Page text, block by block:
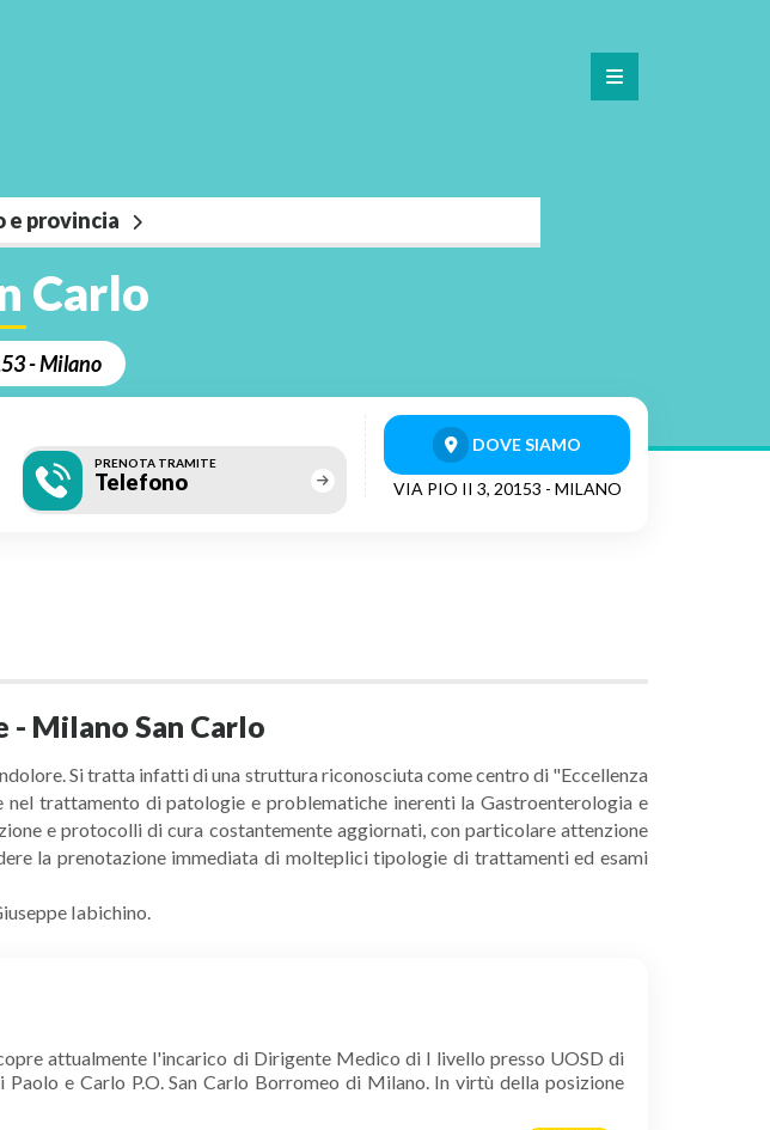
e provincia
Carlo
- Milano
PRENOTA TRAMITE
Telefono
DOVE SIAMO
VIA PIO II 3, 20153 - MILANO
- Milano San Carlo
Si tratta infatti di una struttura riconosciuta come centro di "Eccellenza
trattamento di patologie e problematiche inerenti la Gastroenterologia e
e protocolli di cura costantemente aggiornati, con particolare attenzione
la prenotazione immediata di molteplici tipologie di trattamenti ed esami
Iabichino.
attualmente l'incarico di Dirigente Medico di I livello presso UOSD di
Paolo e Carlo P.O. San Carlo Borromeo di Milano. In virtù della posizione